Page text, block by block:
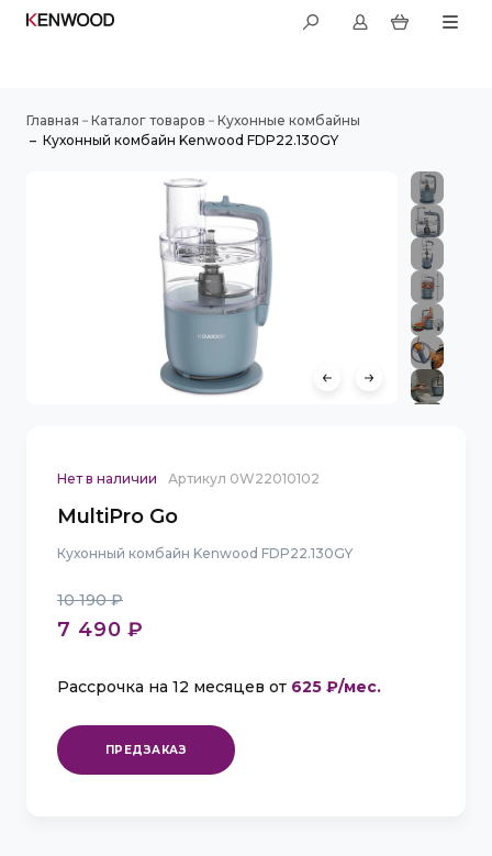
Главная – Каталог товаров – Кухонные комбайны
– Кухонный комбайн Kenwood FDP22.130GY
Нет в наличии Артикул 0W22010102
MultiPro Go
Кухонный комбайн Kenwood FDP22.130GY
10 190 ₽
7 490 ₽
Рассрочка на 12 месяцев от 625 ₽/мес.
ПРЕДЗАКАЗ